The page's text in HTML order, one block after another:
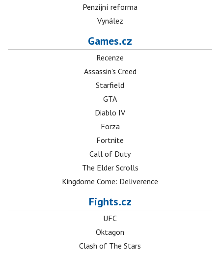
Penzijní reforma
Vynález
Games.cz
Recenze
Assassin's Creed
Starfield
GTA
Diablo IV
Forza
Fortnite
Call of Duty
The Elder Scrolls
Kingdome Come: Deliverence
Fights.cz
UFC
Oktagon
Clash of The Stars